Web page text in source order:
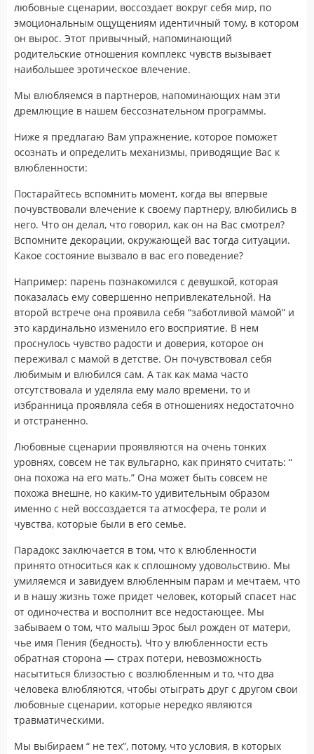
любовные сценарии, воссоздает вокруг себя мир, по
эмоциональным ощущениям идентичный тому, в котором
он вырос. Этот привычный, напоминающий
родительские отношения комплекс чувств вызывает
наибольшее эротическое влечение.
Мы влюбляемся в партнеров, напоминающих нам эти
дремлющие в нашем бессознательном программы.
Ниже я предлагаю Вам упражнение, которое поможет
осознать и определить механизмы, приводящие Вас к
влюбленности:
Постарайтесь вспомнить момент, когда вы впервые
почувствовали влечение к своему партнеру, влюбились в
него. Что он делал, что говорил, как он на Вас смотрел?
Вспомните декорации, окружающей вас тогда ситуации.
Какое состояние вызвало в вас его поведение?
Например: парень познакомился с девушкой, которая
показалась ему совершенно непривлекательной. На
второй встрече она проявила себя “заботливой мамой” и
это кардинально изменило его восприятие. В нем
проснулось чувство радости и доверия, которое он
переживал с мамой в детстве. Он почувствовал себя
любимым и влюбился сам. А так как мама часто
отсутствовала и уделяла ему мало времени, то и
избранница проявляла себя в отношениях недостаточно
и отстраненно.
Любовные сценарии проявляются на очень тонких
уровнях, совсем не так вульгарно, как принято считать: “
она похожа на его мать.” Она может быть совсем не
похожа внешне, но каким-то удивительным образом
именно с ней воссоздается та атмосфера, те роли и
чувства, которые были в его семье.
Парадокс заключается в том, что к влюбленности
принято относиться как к сплошному удовольствию. Мы
умиляемся и завидуем влюбленным парам и мечтаем, что
и в нашу жизнь тоже придет человек, который спасет нас
от одиночества и восполнит все недостающее. Мы
забываем о том, что малыш Эрос был рожден от матери,
чье имя Пения (бедность). Что у влюбленности есть
обратная сторона — страх потери, невозможность
насытиться близостью с возлюбленным и то, что два
человека влюбляются, чтобы отыграть друг с другом свои
любовные сценарии, которые нередко являются
травматическими.
Мы выбираем “ не тех”, потому, что условия, в которых